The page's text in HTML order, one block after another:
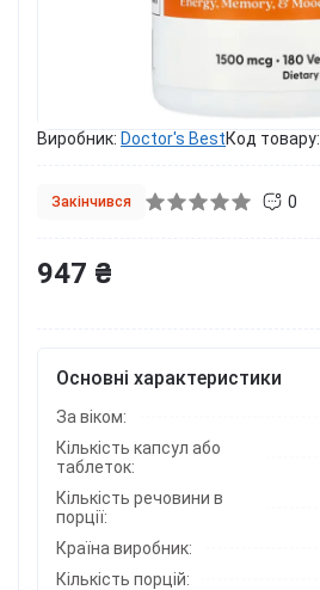
Виробник: Doctor's BestКод товару:
Закінчився 0
Основні характеристики
За віком:
Кількість капсул або
таблеток:
Кількість речовини в
порції:
Країна виробник:
Кількість порцій:
947 ₴